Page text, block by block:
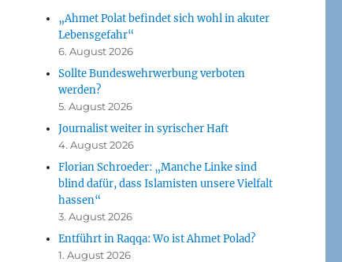
„Ahmet Polat befindet sich wohl in akuter
Lebensgefahr“
6. August 2026
Sollte Bundeswehrwerbung verboten
werden?
5. August 2026
Journalist weiter in syrischer Haft
4. August 2026
Florian Schroeder: „Manche Linke sind
blind dafür, dass Islamisten unsere Vielfalt
hassen“
3. August 2026
Entführt in Raqqa: Wo ist Ahmet Polad?
1. August 2026